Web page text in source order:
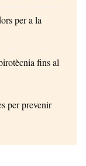
per a la
fins al
per prevenir